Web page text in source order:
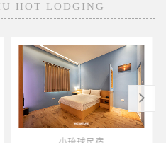
HOT LODGING